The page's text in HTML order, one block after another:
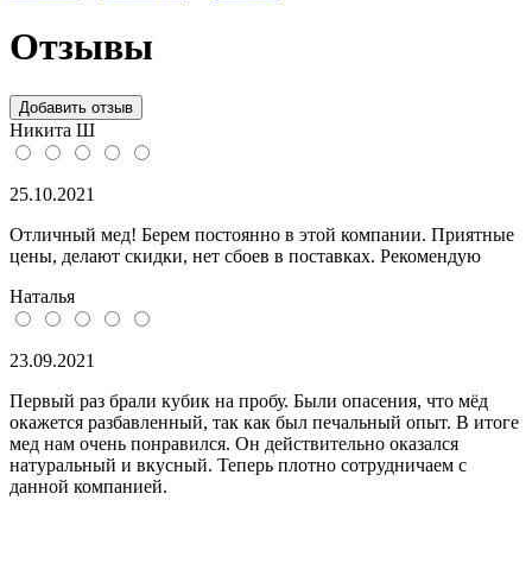
Отзывы
Добавить отзыв
Никита Ш
25.10.2021
Отличный мед! Берем постоянно в этой компании. Приятные
цены, делают скидки, нет сбоев в поставках. Рекомендую
Наталья
23.09.2021
Первый раз брали кубик на пробу. Были опасения, что мёд
окажется разбавленный, так как был печальный опыт. В итоге
мед нам очень понравился. Он действительно оказался
натуральный и вкусный. Теперь плотно сотрудничаем с
данной компанией.